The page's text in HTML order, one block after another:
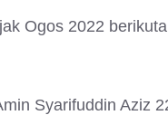
Ogos 2022
Syarifuddin Aziz